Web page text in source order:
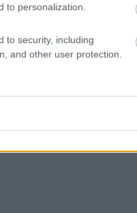
to personalization.
to security, including
and other user protection.